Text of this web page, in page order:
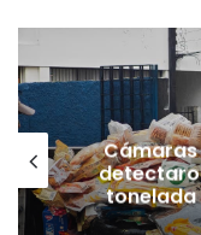
Cámaras
tonelada